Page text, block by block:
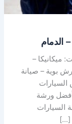
الدمام
ميكانيكا –
بوية – صيانة
أفضل ورشة
السيارات
[…]